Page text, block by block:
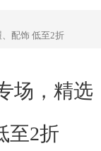
、配饰 低至2折
场，精选
至2折